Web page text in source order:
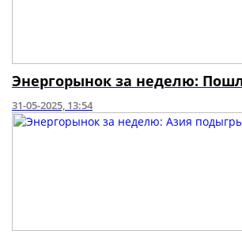
Энергорынок за неделю:
31-05-2025, 13:54